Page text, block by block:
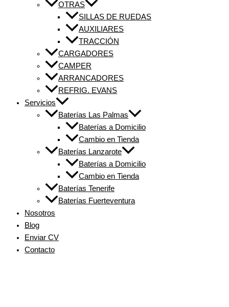
OTRAS
SILLAS DE RUEDAS
AUXILIARES
TRACCIÓN
CARGADORES
CAMPER
ARRANCADORES
REFRIG. EVANS
Servicios
Baterías Las Palmas
Baterías a Domicilio
Cambio en Tienda
Baterías Lanzarote
Baterías a Domicilio
Cambio en Tienda
Baterías Tenerife
Baterías Fuerteventura
Nosotros
Blog
Enviar CV
Contacto